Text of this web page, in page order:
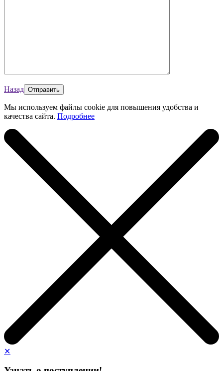
Назад
Мы используем файлы cookie для повышения удобства и
качества сайта. Подробнее
✕